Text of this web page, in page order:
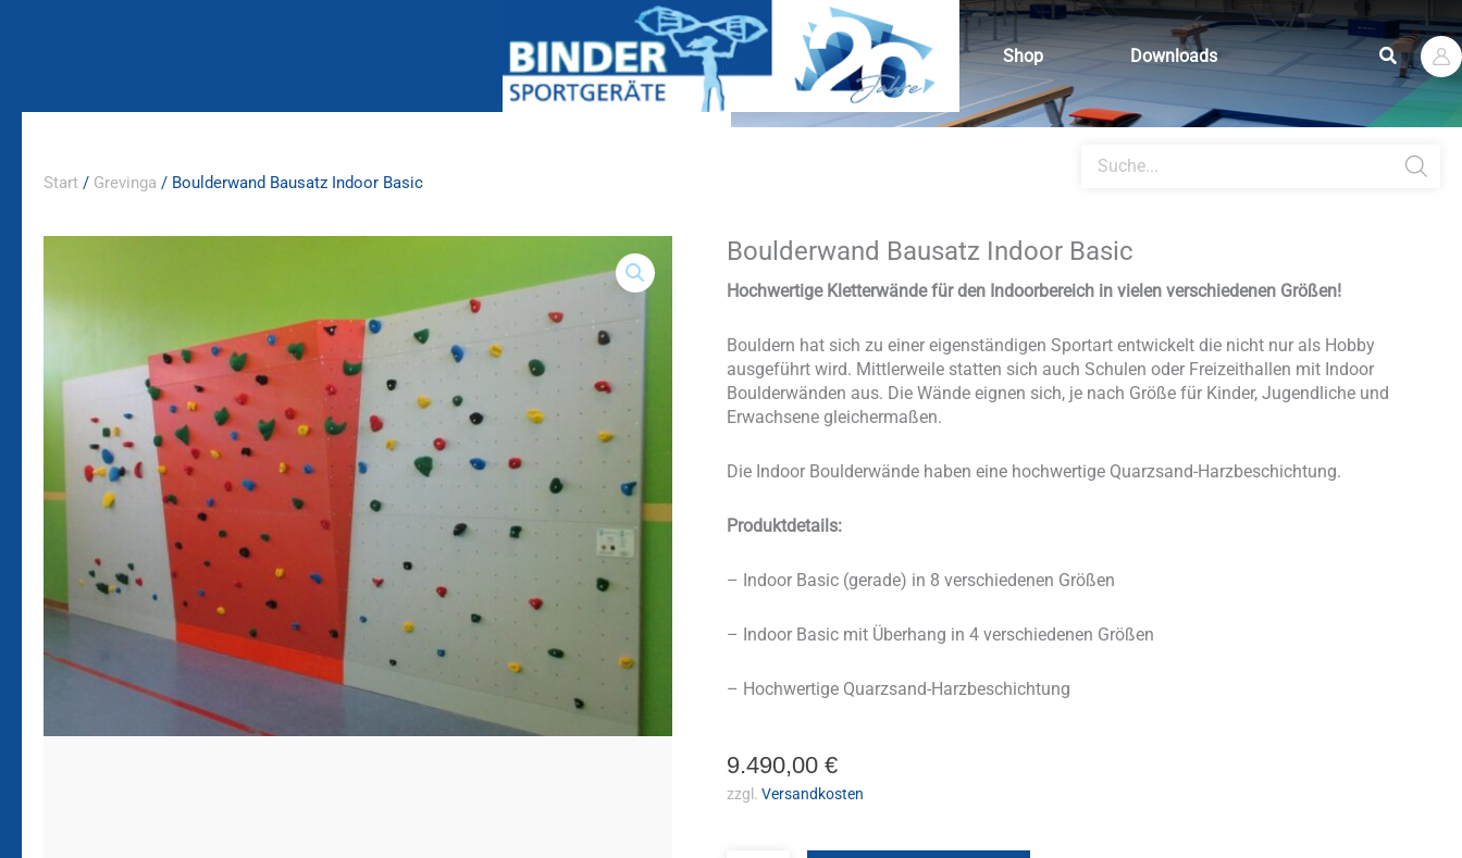
Shop Downloads Suchen
search
Start / Grevinga / Boulderwand Bausatz Indoor Basic
Boulderwand Bausatz Indoor Basic
Hochwertige Kletterwände für den Indoorbereich in vielen verschiedenen Größen!
Bouldern hat sich zu einer eigenständigen Sportart entwickelt die nicht nur als Hobby
ausgeführt wird. Mittlerweile statten sich auch Schulen oder Freizeithallen mit Indoor
Boulderwänden aus. Die Wände eignen sich, je nach Größe für Kinder, Jugendliche und
Erwachsene gleichermaßen.
Die Indoor Boulderwände haben eine hochwertige Quarzsand-Harzbeschichtung.
Produktdetails:
– Indoor Basic (gerade) in 8 verschiedenen Größen
– Indoor Basic mit Überhang in 4 verschiedenen Größen
– Hochwertige Quarzsand-Harzbeschichtung
9.490,00 €
zzgl. Versandkosten
Boulderwand
Indoor